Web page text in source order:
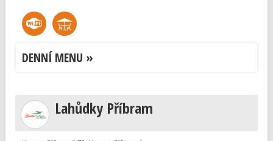
DENNÍ MENU »
Lahůdky Příbram